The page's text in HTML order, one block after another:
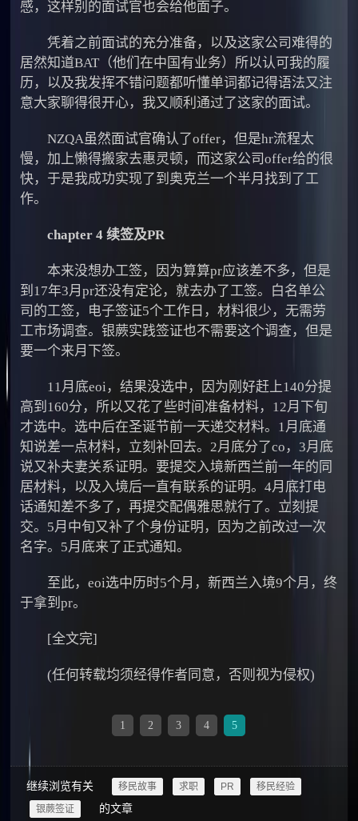
感，这样别的面试官也会给他面子。
凭着之前面试的充分准备，以及这家公司难得的
居然知道BAT（他们在中国有业务）所以认可我的履
历，以及我发挥不错问题都听懂单词都记得语法又注
意大家聊得很开心，我又顺利通过了这家的面试。
NZQA虽然面试官确认了offer，但是hr流程太
慢，加上懒得搬家去惠灵顿，而这家公司offer给的很
快，于是我成功实现了到奥克兰一个半月找到了工
作。
chapter 4 续签及PR
本来没想办工签，因为算算pr应该差不多，但是
到17年3月pr还没有定论，就去办了工签。白名单公
司的工签，电子签证5个工作日，材料很少，无需劳
工市场调查。银蕨实践签证也不需要这个调查，但是
要一个来月下签。
11月底eoi，结果没选中，因为刚好赶上140分提
高到160分，所以又花了些时间准备材料，12月下旬
才选中。选中后在圣诞节前一天递交材料。1月底通
知说差一点材料，立刻补回去。2月底分了co，3月底
说又补夫妻关系证明。要提交入境新西兰前一年的同
居材料，以及入境后一直有联系的证明。4月底打电
话通知差不多了，再提交配偶雅思就行了。立刻提
交。5月中旬又补了个身份证明，因为之前改过一次
名字。5月底来了正式通知。
至此，eoi选中历时5个月，新西兰入境9个月，终
于拿到pr。
[全文完]
(任何转载均须经得作者同意，否则视为侵权)
1 2 3 4 5
继续浏览有关 移民故事 求职 PR
移民经验
银蕨签证
的文章